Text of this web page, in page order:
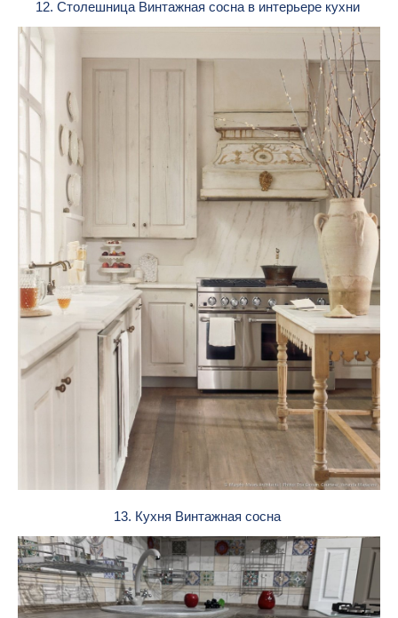
12. Столешница Винтажная сосна в интерьере кухни
13. Кухня Винтажная сосна